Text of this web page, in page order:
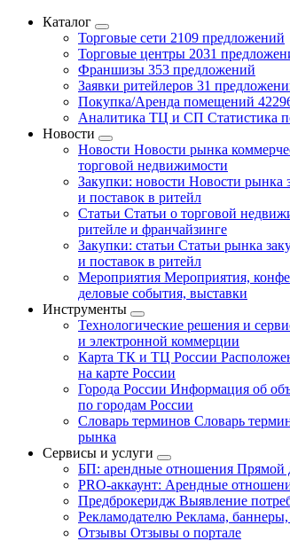
Каталог
Торговые сети 2109 предложений
Торговые центры 2031
Франшизы 353 предложений
Заявки ритейлеров 31
Покупка/Аренда помещений
Аналитика ТЦ и СП Статистика
Новости
Новости Новости рынка
торговой недвижимости
Закупки: новости Новости рынка
и поставок в ритейл
Статьи Статьи о торговой
ритейле и франчайзинге
Закупки: статьи Статьи рынка
и поставок в ритейл
Мероприятия Мероприятия,
деловые события, выставки
Инструменты
Технологические решения и
и электронной коммерции
Карта ТК и ТЦ России
на карте России
Города России Информация об
по городам России
Словарь терминов Словарь
рынка
Сервисы и услуги
БП: арендные отношения Прямой
PRO-аккаунт: Арендные
Предброкеридж Выявление
Рекламодателю Реклама,
Отзывы Отзывы о портале